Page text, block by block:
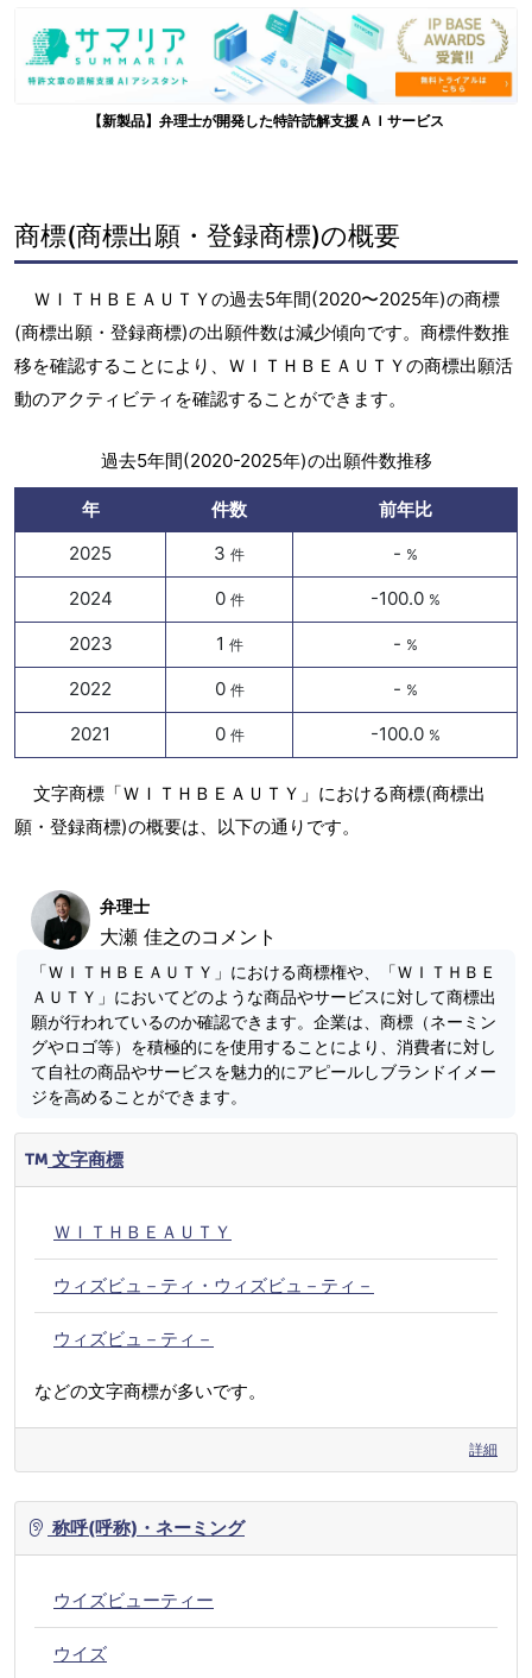
【新製品】弁理士が開発した特許読解支援ＡＩサービス
商標(商標出願・登録商標)の概要
ＷＩＴＨＢＥＡＵＴＹの過去5年間(2020〜2025年)の商標
(商標出願・登録商標)の出願件数は減少傾向です。商標件数推
移を確認することにより、ＷＩＴＨＢＥＡＵＴＹの商標出願活
動のアクティビティを確認することができます。
過去5年間(2020-2025年)の出願件数推移
年 件数
前年比
2025
3 件 - %
2024 0 件 -100.0 %
2023 1 件 - %
2022 0 件 - %
2021 0 件 -100.0 %
文字商標「ＷＩＴＨＢＥＡＵＴＹ」における商標(商標出
願・登録商標)の概要は、以下の通りです。
弁理士
大瀬 佳之のコメント
「ＷＩＴＨＢＥＡＵＴＹ」における商標権や、「ＷＩＴＨＢＥ
ＡＵＴＹ」においてどのような商品やサービスに対して商標出
願が行われているのか確認できます。企業は、商標（ネーミン
グやロゴ等）を積極的にを使用することにより、消費者に対し
て自社の商品やサービスを魅力的にアピールしブランドイメー
ジを高めることができます。
文字商標
ＷＩＴＨＢＥＡＵＴＹ
ウィズビュ－ティ・ウィズビュ－ティ－
ウィズビュ－ティ－
などの文字商標が多いです。
詳細
称呼(呼称)・ネーミング
ウイズビューティー
ウイズ